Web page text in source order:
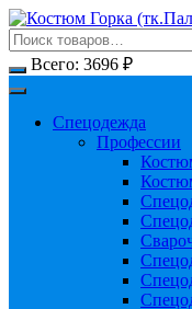
Перейти
к
содержимому
Всего: 3696 ₽
Спецодежда
Профессии